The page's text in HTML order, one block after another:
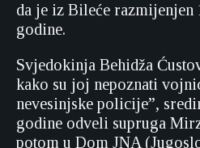
da je iz Bileće razmijenjen
godine.
Svjedokinja Behidža
kako su joj nepoznati
nevesinjske policije”,
godine odveli supruga
potom u Dom JNA